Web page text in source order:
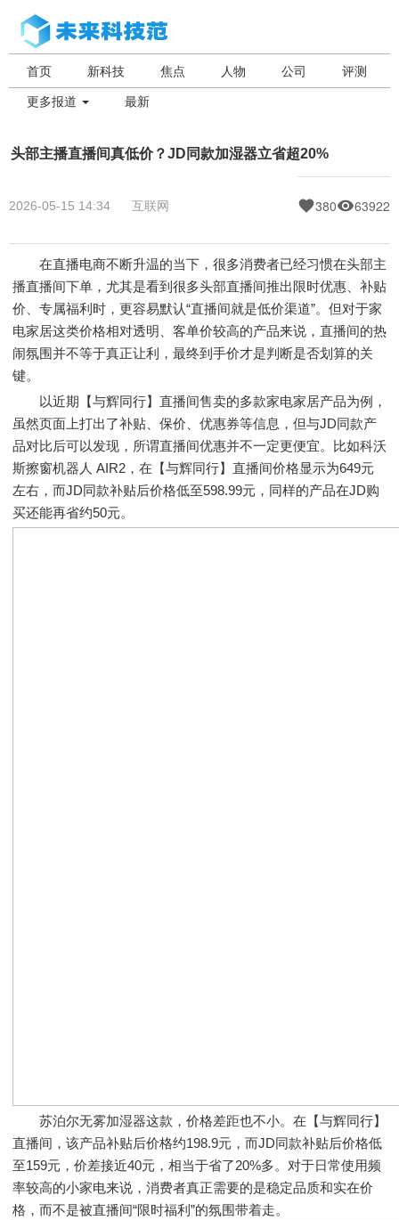
首页 新科技 焦点 人物 公司 评测
更多报道 最新
头部主播直播间真低价？JD同款加湿器立省超20%
2026-05-15 14:34 互联网 380 63922
在直播电商不断升温的当下，很多消费者已经习惯在头部主
播直播间下单，尤其是看到很多头部直播间推出限时优惠、补贴
价、专属福利时，更容易默认“直播间就是低价渠道”。但对于家
电家居这类价格相对透明、客单价较高的产品来说，直播间的热
闹氛围并不等于真正让利，最终到手价才是判断是否划算的关
键。
以近期【与辉同行】直播间售卖的多款家电家居产品为例，
虽然页面上打出了补贴、保价、优惠券等信息，但与JD同款产
品对比后可以发现，所谓直播间优惠并不一定更便宜。比如科沃
斯擦窗机器人 AIR2，在【与辉同行】直播间价格显示为649元
左右，而JD同款补贴后价格低至598.99元，同样的产品在JD购
买还能再省约50元。
苏泊尔无雾加湿器这款，价格差距也不小。在【与辉同行】
直播间，该产品补贴后价格约198.9元，而JD同款补贴后价格低
至159元，价差接近40元，相当于省了20%多。对于日常使用频
率较高的小家电来说，消费者真正需要的是稳定品质和实在价
格，而不是被直播间“限时福利”的氛围带着走。